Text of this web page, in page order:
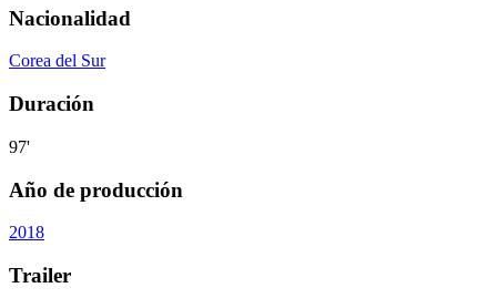
Nacionalidad
Corea del Sur
Duración
97'
Año de producción
2018
Trailer